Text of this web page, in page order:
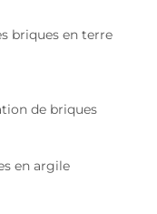
briques en terre
de briques
en argile